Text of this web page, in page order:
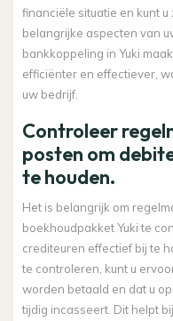
financiële situatie en kunt
belangrijke aspecten van
bankkoppeling in Yuki
efficiënter en effectiever,
uw bedrijf.
Controleer
posten om
te houden.
Het is belangrijk om
boekhoudpakket Yuki te
crediteuren effectief bij te
te controleren, kunt u
worden betaald en dat u
tijdig incasseert. Dit helpt